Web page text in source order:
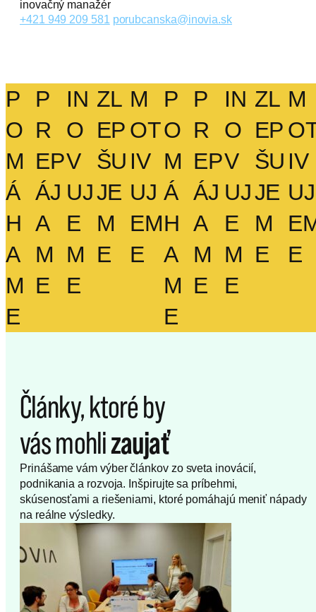
inovačný manažér
+421 949 209 581 porubcanska@inovia.sk
P
O
M
Á
H
A
M
E
P
R
EP
ÁJ
A
M
E
IN
O
V
UJ
E
M
E
ZL
EP
ŠU
JE
M
E
M
OT
IV
UJ
EM
E
P
O
M
Á
H
A
M
E
P
R
EP
ÁJ
A
M
E
IN
O
V
UJ
E
M
E
ZL
EP
ŠU
JE
M
E
M
IV
UJ
E
Články, ktoré by
vás mohlizaujať
Prinášame vám výber článkov zo sveta inovácií,
podnikania a rozvoja. Inšpirujte sa príbehmi,
skúsenosťami a riešeniami, ktoré pomáhajú meniť nápady
na reálne výsledky.